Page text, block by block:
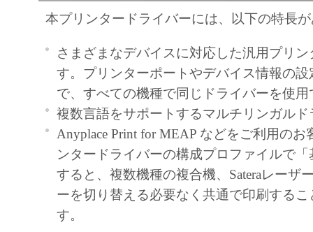
効に存続するものとします。
以 上
キヤノン株式会社
No. I010G016976
本プリンタードライバーには、以下の特長
さまざまなデバイスに対応した汎用プリ
す。プリンターポートやデバイス情報の
で、すべての機種で同じドライバーを使用
複数言語をサポートするマルチリンガル
Anyplace Print for MEAP などをご利用のお
ンタードライバーの構成プロファイルで
すると、複数機種の複合機、Sateraレーザ
ーを切り替える必要なく共通で印刷する
す。